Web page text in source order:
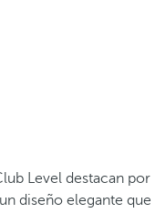
Level destacan por
diseño elegante que